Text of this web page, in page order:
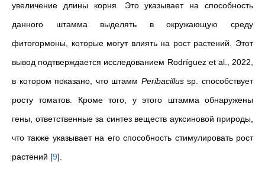
увеличение длины корня. Это указывает на способность
данного штамма выделять в окружающую среду
фитогормоны, которые могут влиять на рост растений. Этот
вывод подтверждается исследованием Rodríguez et al., 2022,
в котором показано, что штамм Peribacillussp. способствует
росту томатов. Кроме того, у этого штамма обнаружены
гены, ответственные за синтез веществ ауксиновой природы,
что также указывает на его способность стимулировать рост
растений [9].